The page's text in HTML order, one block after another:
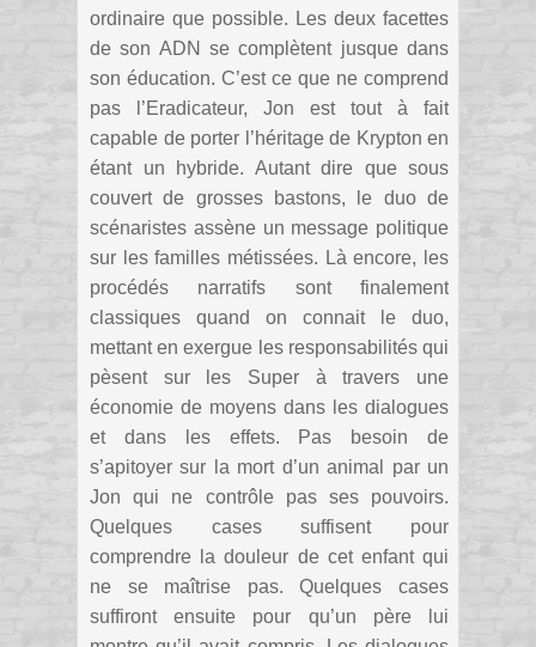
ordinaire que possible. Les deux facettes
de son ADN se complètent jusque dans
son éducation. C’est ce que ne comprend
pas l’Eradicateur, Jon est tout à fait
capable de porter l’héritage de Krypton en
étant un hybride. Autant dire que sous
couvert de grosses bastons, le duo de
scénaristes assène un message politique
sur les familles métissées. Là encore, les
procédés narratifs sont finalement
classiques quand on connait le duo,
mettant en exergue les responsabilités qui
pèsent sur les Super à travers une
économie de moyens dans les dialogues
et dans les effets. Pas besoin de
s’apitoyer sur la mort d’un animal par un
Jon qui ne contrôle pas ses pouvoirs.
Quelques cases suffisent pour
comprendre la douleur de cet enfant qui
ne se maîtrise pas. Quelques cases
suffiront ensuite pour qu’un père lui